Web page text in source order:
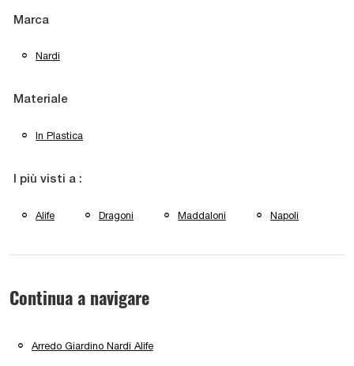
Marca
Nardi
Materiale
In Plastica
I più visti a :
Alife Dragoni Maddaloni Napoli
Continua a navigare
Arredo Giardino Nardi Alife